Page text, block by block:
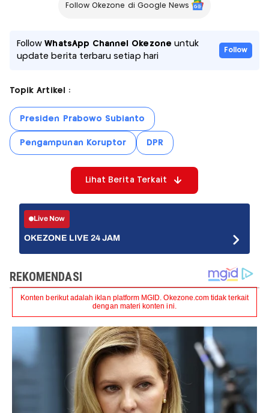
Follow Okezone di Google News
FollowWhatsApp Channel Okezone untuk
update berita terbaru setiap hari
Follow
Topik Artikel :
Presiden Prabowo Subianto
Pengampunan Koruptor DPR
Lihat Berita Terkait
Live Now
OKEZONE LIVE 24 JAM